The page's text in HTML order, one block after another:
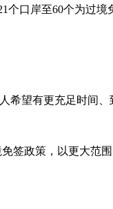
个口岸至60个为过
希望有更充足时间、
签政策，以更大范